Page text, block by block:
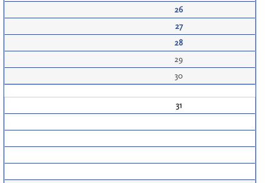
26
27
28
29
30
31